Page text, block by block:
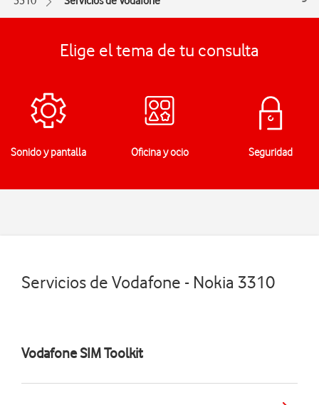
Elige el tema de tu consulta
Sonido y pantalla Oficina y ocio Seguridad
Servicios de Vodafone - Nokia 3310
Vodafone SIM Toolkit